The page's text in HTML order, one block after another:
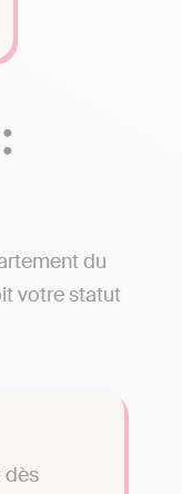
du
votre statut
dès